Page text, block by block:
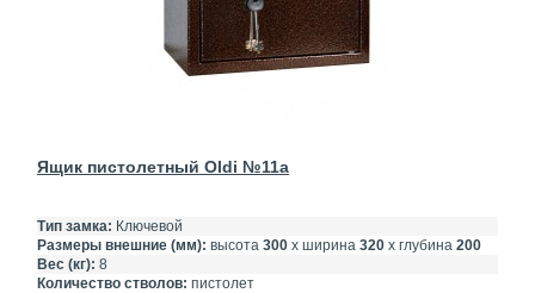
Ящик пистолетный Oldi №11a
Тип замка: Ключевой
Размеры внешние (мм): высота 300 х ширина 320 х глубина 200
Вес (кг): 8
Количество стволов: пистолет